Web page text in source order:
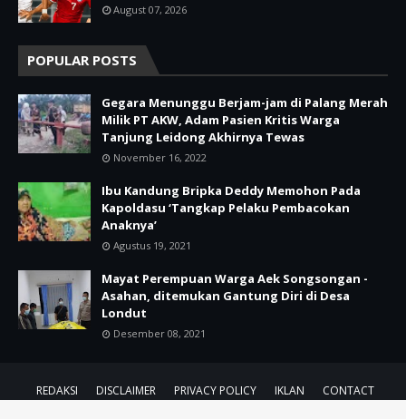
August 07, 2026
POPULAR POSTS
Gegara Menunggu Berjam-jam di Palang Merah
Milik PT AKW, Adam Pasien Kritis Warga
Tanjung Leidong Akhirnya Tewas
November 16, 2022
Ibu Kandung Bripka Deddy Memohon Pada
Kapoldasu ‘Tangkap Pelaku Pembacokan
Anaknya’
Agustus 19, 2021
Mayat Perempuan Warga Aek Songsongan -
Asahan, ditemukan Gantung Diri di Desa
Londut
Desember 08, 2021
REDAKSI DISCLAIMER PRIVACY POLICY IKLAN
CONTACT